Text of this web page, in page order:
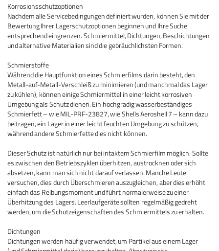
Korrosionsschutzoptionen
Nachdem alle Servicebedingungen definiert wurden, können Sie mit der
Bewertung Ihrer Lagerschutzoptionen beginnen und Ihre Suche
entsprechend eingrenzen.Schmiermittel, Dichtungen, Beschichtungen
und alternative Materialien sind die gebräuchlichsten Formen.
Schmierstoffe
Während die Hauptfunktion eines Schmierfilms darin besteht, den
Metall-auf-Metall-Verschleiß zu minimieren (und manchmal das Lager
zu kühlen), können einige Schmiermittel in einer leicht korrosiven
Umgebung als Schutz dienen.Ein hochgradig wasserbeständiges
Schmierfett – wie MIL-PRF-23827, wie Shells Aeroshell 7 – kann dazu
beitragen, ein Lager in einer leicht feuchten Umgebung zu schützen,
während andere Schmierfette dies nicht können.
Dieser Schutz ist natürlich nur bei intaktem Schmierfilm möglich.Sollte
es zwischen den Betriebszyklen überhitzen, austrocknen oder sich
absetzen, kann man sich nicht darauf verlassen.Manche Leute
versuchen, dies durch Überschmieren auszugleichen, aber dies erhöht
einfach das Reibungsmoment und führt normalerweise zu einer
Überhitzung des Lagers.Leerlaufgeräte sollten regelmäßig gedreht
werden, um die Schutzeigenschaften des Schmiermittels zu erhalten.
Dichtungen
Dichtungen werden häufig verwendet, um Partikel aus einem Lager